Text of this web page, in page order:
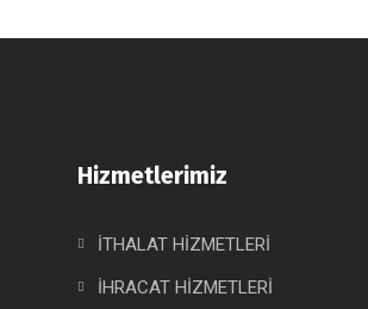
Hizmetlerimiz
İTHALAT HİZMETLERİ
İHRACAT HİZMETLERİ